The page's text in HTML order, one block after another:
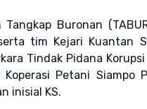
Tangkap Buronan
tim Kejari Kuantan
Tindak Pidana
Koperasi Petani
inisial KS.